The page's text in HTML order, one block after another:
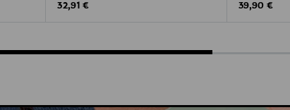
Original Price
32,91 €
Original Price
39,90 €